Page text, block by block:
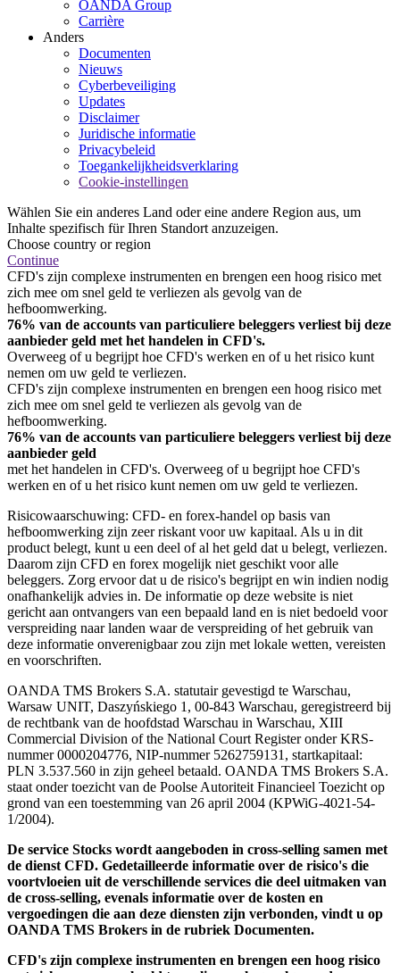
OANDA Group
Carrière
Anders
Documenten
Nieuws
Cyberbeveiliging
Updates
Disclaimer
Juridische informatie
Privacybeleid
Toegankelijkheidsverklaring
Cookie-instellingen
Wählen Sie ein anderes Land oder eine andere Region aus, um
Inhalte spezifisch für Ihren Standort anzuzeigen.
Choose country or region
Continue
CFD's zijn complexe instrumenten en brengen een hoog risico met
zich mee om snel geld te verliezen als gevolg van de
hefboomwerking.
76% van de accounts van particuliere beleggers verliest bij deze
aanbieder geld met het handelen in CFD's.
Overweeg of u begrijpt hoe CFD's werken en of u het risico kunt
nemen om uw geld te verliezen.
CFD's zijn complexe instrumenten en brengen een hoog risico met
zich mee om snel geld te verliezen als gevolg van de
hefboomwerking.
76% van de accounts van particuliere beleggers verliest bij deze
aanbieder geld
met het handelen in CFD's. Overweeg of u begrijpt hoe CFD's
werken en of u het risico kunt nemen om uw geld te verliezen.
Risicowaarschuwing: CFD- en forex-handel op basis van
hefboomwerking zijn zeer riskant voor uw kapitaal. Als u in dit
product belegt, kunt u een deel of al het geld dat u belegt, verliezen.
Daarom zijn CFD en forex mogelijk niet geschikt voor alle
beleggers. Zorg ervoor dat u de risico's begrijpt en win indien nodig
onafhankelijk advies in. De informatie op deze website is niet
gericht aan ontvangers van een bepaald land en is niet bedoeld voor
verspreiding naar landen waar de verspreiding of het gebruik van
deze informatie onverenigbaar zou zijn met lokale wetten, vereisten
en voorschriften.
OANDA TMS Brokers S.A. statutair gevestigd te Warschau,
Warsaw UNIT, Daszyńskiego 1, 00-843 Warschau, geregistreerd bij
de rechtbank van de hoofdstad Warschau in Warschau, XIII
Commercial Division of the National Court Register onder KRS-
nummer 0000204776, NIP-nummer 5262759131, startkapitaal:
PLN 3.537.560 in zijn geheel betaald. OANDA TMS Brokers S.A.
staat onder toezicht van de Poolse Autoriteit Financieel Toezicht op
grond van een toestemming van 26 april 2004 (KPWiG-4021-54-
1/2004).
De service Stocks wordt aangeboden in cross-selling samen met
de dienst CFD. Gedetailleerde informatie over de risico's die
voortvloeien uit de verschillende services die deel uitmaken van
de cross-selling, evenals informatie over de kosten en
vergoedingen die aan deze diensten zijn verbonden, vindt u op
OANDA TMS Brokers in de rubriek Documenten.
CFD's zijn complexe instrumenten en brengen een hoog risico